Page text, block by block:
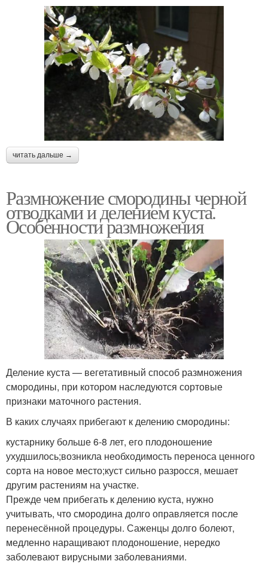
читать дальше →
Размножение смородины черной
отводками и делением куста.
Особенности размножения
Деление куста — вегетативный способ размножения
смородины, при котором наследуются сортовые
признаки маточного растения.
В каких случаях прибегают к делению смородины:
кустарнику больше 6-8 лет, его плодоношение
ухудшилось;возникла необходимость переноса ценного
сорта на новое место;куст сильно разросся, мешает
другим растениям на участке.
Прежде чем прибегать к делению куста, нужно
учитывать, что смородина долго оправляется после
перенесённой процедуры. Саженцы долго болеют,
медленно наращивают плодоношение, нередко
заболевают вирусными заболеваниями.